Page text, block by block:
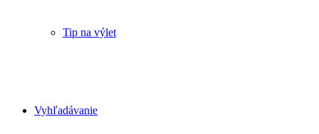
Tip na výlet
Vyhľadávanie